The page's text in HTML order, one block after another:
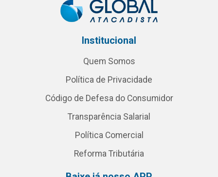
Institucional
Quem Somos
Política de Privacidade
Código de Defesa do Consumidor
Transparência Salarial
Política Comercial
Reforma Tributária